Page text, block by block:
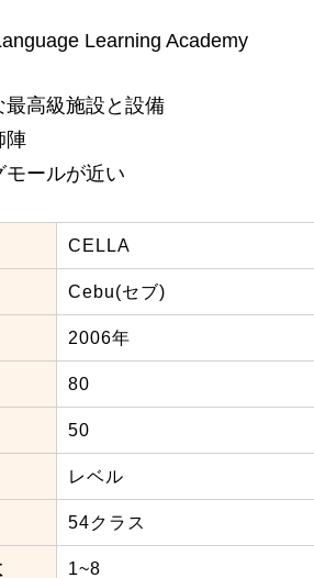
Learning Academy
最高級施設と設備
陣
モールが近い
CELLA
Cebu(セブ)
2006年
80
50
レベル
54クラス
1~8